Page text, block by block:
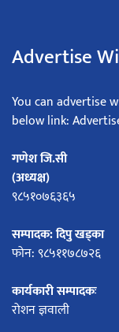
Advertise
You can advertise
below link:
गणेश जि.सी
(अध्यक्ष)
९८५१०७६३६५
सम्पादक: दिपु खड्का
फोन: ९८५११७८७२६
कार्यकारी सम्पादकः
रोशन ज्ञवाली